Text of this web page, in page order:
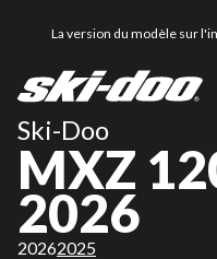
La version du modèle sur
Ski-Doo
MXZ
2026
20262025